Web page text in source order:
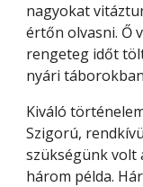
nagyokat
értőn olvasni. Ő
rengeteg időt
nyári
Kiváló
Szigorú,
szükségünk volt
három példa.